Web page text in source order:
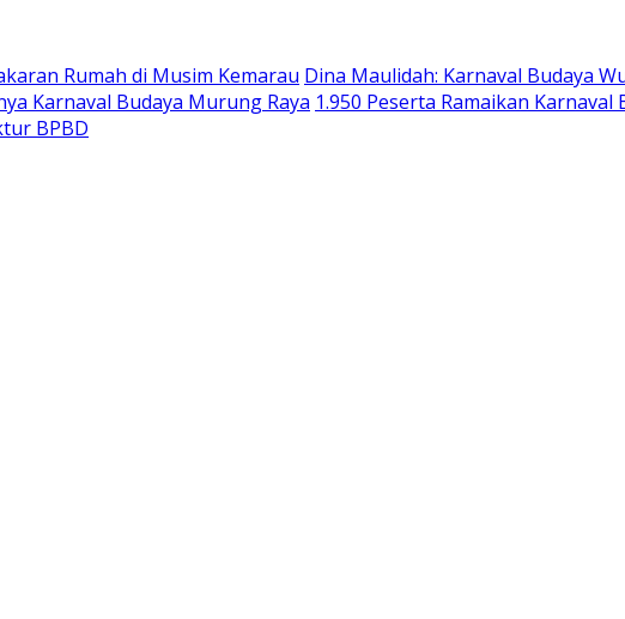
Rumah di Musim Kemarau Dina Maulidah: Karnaval Budaya
Karnaval Budaya Murung Raya 1.950 Peserta Ramaikan
BPBD